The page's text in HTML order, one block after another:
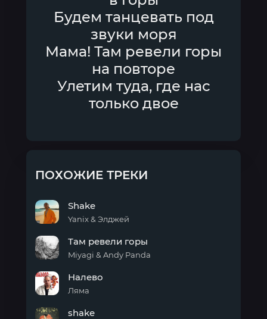
Будем танцевать под
звуки моря
Мама! Там ревели горы
на повторе
Улетим туда, где нас
только двое
ПОХОЖИЕ ТРЕКИ
Shake
Yanix & Элджей
ревели
горы
Там ревели горы
Miyagi & Andy Panda
Налево
Ляма
shake